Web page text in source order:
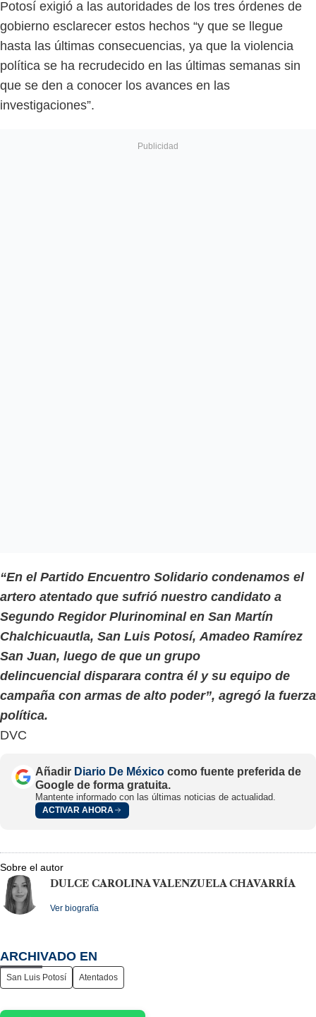
Potosí exigió a las autoridades de los tres órdenes de
gobierno esclarecer estos hechos “y que se llegue
hasta las últimas consecuencias, ya que la violencia
política se ha recrudecido en las últimas semanas sin
que se den a conocer los avances en las
investigaciones”.
“En el Partido Encuentro Solidario condenamos el
artero atentado que sufrió nuestro candidato a
Segundo Regidor Plurinominal en San Martín
Chalchicuautla, San Luis Potosí, Amadeo Ramírez
San Juan, luego de que un grupo
delincuencial disparara contra él y su equipo de
campaña con armas de alto poder”, agregó la fuerza
política.
DVC
Añadir Diario De México como fuente preferida de
Google de forma gratuita.
Mantente informado con las últimas noticias de actualidad.
ACTIVAR AHORA
Sobre el autor
DULCE CAROLINA VALENZUELA CHAVARRÍA
Ver biografía
ARCHIVADO EN
San Luis Potosí Atentados